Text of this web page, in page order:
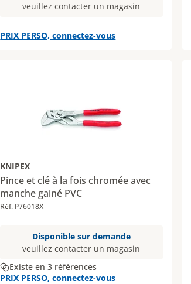
veuillez contacter un magasin
PRIX PERSO, connectez-vous
KNIPEX
Pince et clé à la fois chromée avec
manche gainé PVC
Réf. P76018X
Disponible sur demande
veuillez contacter un magasin
Existe en 3 références
PRIX PERSO, connectez-vous